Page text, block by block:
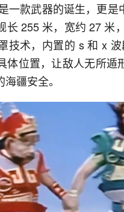
一款武器的诞生，更
长 255 米，宽约 27 米
技术，内置的 s 和 x
体位置，让敌人无所遁
疆安全。